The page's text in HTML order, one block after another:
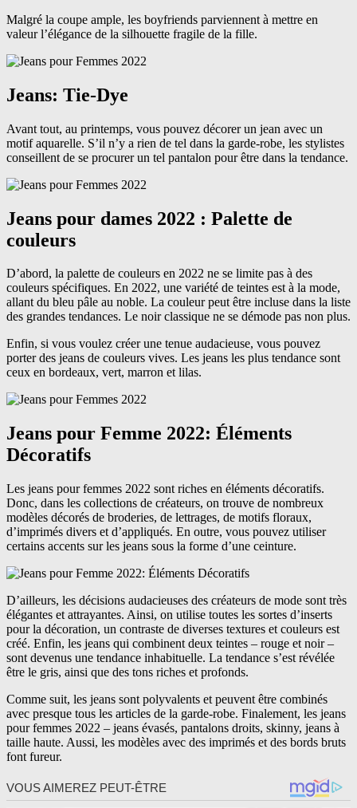
Malgré la coupe ample, les boyfriends parviennent à mettre en
valeur l’élégance de la silhouette fragile de la fille.
Jeans: Tie-Dye
Avant tout, au printemps, vous pouvez décorer un jean avec un
motif aquarelle. S’il n’y a rien de tel dans la garde-robe, les stylistes
conseillent de se procurer un tel pantalon pour être dans la tendance.
Jeans pour dames 2022 : Palette de
couleurs
D’abord, la palette de couleurs en 2022 ne se limite pas à des
couleurs spécifiques. En 2022, une variété de teintes est à la mode,
allant du bleu pâle au noble. La couleur peut être incluse dans la liste
des grandes tendances. Le noir classique ne se démode pas non plus.
Enfin, si vous voulez créer une tenue audacieuse, vous pouvez
porter des jeans de couleurs vives. Les jeans les plus tendance sont
ceux en bordeaux, vert, marron et lilas.
Jeans pour Femme 2022: Éléments
Décoratifs
Les jeans pour femmes 2022 sont riches en éléments décoratifs.
Donc, dans les collections de créateurs, on trouve de nombreux
modèles décorés de broderies, de lettrages, de motifs floraux,
d’imprimés divers et d’appliqués. En outre, vous pouvez utiliser
certains accents sur les jeans sous la forme d’une ceinture.
D’ailleurs, les décisions audacieuses des créateurs de mode sont très
élégantes et attrayantes. Ainsi, on utilise toutes les sortes d’inserts
pour la décoration, un contraste de diverses textures et couleurs est
créé. Enfin, les jeans qui combinent deux teintes – rouge et noir –
sont devenus une tendance inhabituelle. La tendance s’est révélée
être le gris, ainsi que des tons riches et profonds.
Comme suit, les jeans sont polyvalents et peuvent être combinés
avec presque tous les articles de la garde-robe. Finalement, les jeans
pour femmes 2022 – jeans évasés, pantalons droits, skinny, jeans à
taille haute. Aussi, les modèles avec des imprimés et des bords bruts
font fureur.